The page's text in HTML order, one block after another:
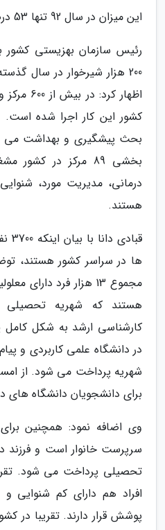
این میزان در سال 92 تنها 53 درصد بود.
رئیس سازمان بهزیستی کشور
200 هزار شیرخوار در سال
کشور این کار اجرا شده
بحث پیشگیری و بهداشت می
بخشی 89 مرکز در
درمانی، مدیریت مورد،
هستند.
ها در سراسر کشور هستند،
مجموع 13 هزار فرد
هستند که شهریه تحصیلی
کارشناسی ارشد به شکل
شهریه پرداخت می شود. از
برای دانشجویان دانشگاه های
وی اضافه نمود: همچنین
سرپرست خانوار است و فرزند
افراد هم دارای کم شنوایی